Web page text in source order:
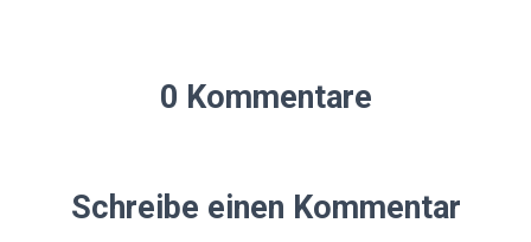
0 Kommentare
Schreibe einen Kommentar